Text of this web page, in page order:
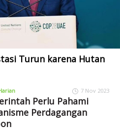
Turun karena Hutan
7 Nov 2023
Perlu Pahami
Perdagangan